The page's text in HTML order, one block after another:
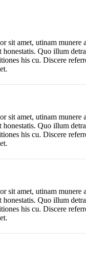
sit amet, utinam munere
honestatis. Quo illum
his cu. Discere
sit amet, utinam munere
honestatis. Quo illum
his cu. Discere
sit amet, utinam munere
honestatis. Quo illum
his cu. Discere